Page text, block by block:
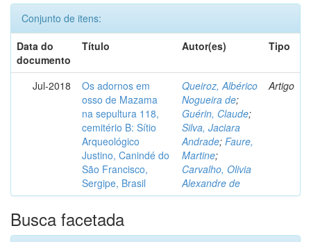
Conjunto de itens:
Data do
documento
Título Autor(es) Tipo
Jul-2018
Os adornos em
osso de Mazama
na sepultura 118,
cemitério B: Sítio
Arqueológico
Justino, Canindé do
São Francisco,
Sergipe, Brasil
Queiroz, Albérico
Nogueira de;
Guérin, Claude;
Silva, Jaciara
Andrade; Faure,
Martine;
Carvalho, Olivia
Alexandre de
Artigo
Busca facetada